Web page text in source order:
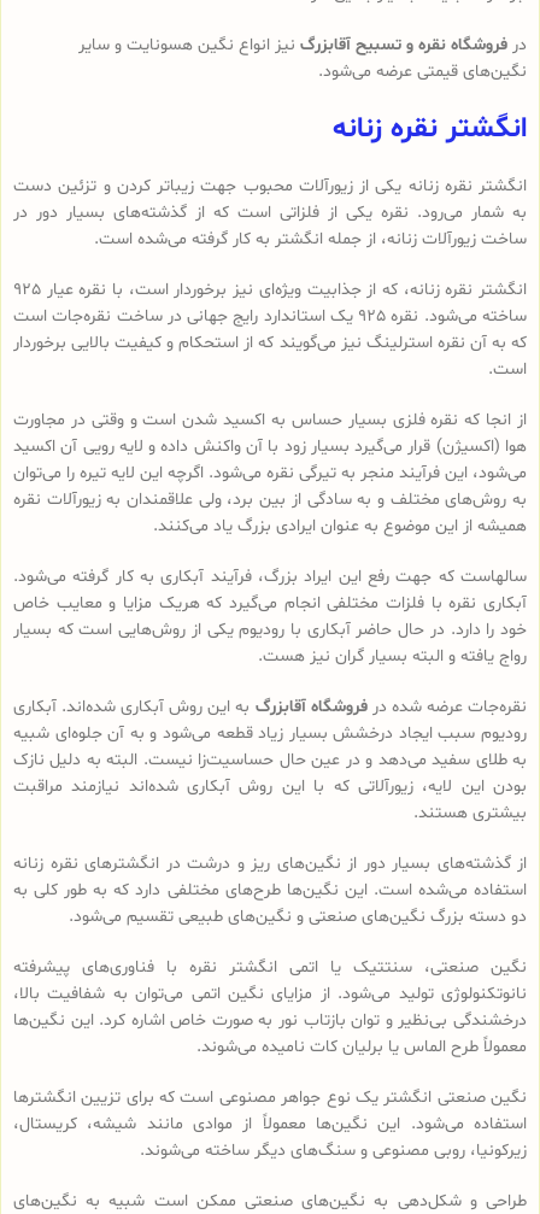
در فروشگاه نقره و تسبیح آقابزرگ نیز انواع نگین هسونایت و سایر
نگین‌های قیمتی عرضه می‌شود.
انگشتر نقره زنانه
انگشتر نقره زنانه یکی از زیورآلات محبوب جهت زیباتر کردن و تزئین دست
به شمار می‌رود. نقره یکی از فلزاتی است که از گذشته‌های بسیار دور در
ساخت زیورآلات زنانه، از جمله انگشتر به کار گرفته می‌شده است.
انگشتر نقره زنانه، که از جذابیت ویژه‌ای نیز برخوردار است، با نقره عیار 925
ساخته می‌شود. نقره 925 یک استاندارد رایج جهانی در ساخت نقره‌جات است
که به آن نقره استرلینگ نیز می‌گویند که از استحکام و کیفیت بالایی برخوردار
است.
از انجا که نقره فلزی بسیار حساس به اکسید شدن است و وقتی در مجاورت
هوا (اکسیژن) قرار می‌گیرد بسیار زود با آن واکنش داده و لایه رویی آن اکسید
می‌شود، این فرآیند منجر به تیرگی نقره می‌شود. اگرچه این لایه تیره را می‌توان
به روش‌های مختلف و به سادگی از بین برد، ولی علاقمندان به زیورآلات نقره
همیشه از این موضوع به عنوان ایرادی بزرگ یاد می‌کنند.
سالهاست که جهت رفع این ایراد بزرگ، فرآیند آبکاری به کار گرفته می‌شود.
آبکاری نقره با فلزات مختلفی انجام می‌گیرد که هریک مزایا و معایب خاص
خود را دارد. در حال حاضر آبکاری با رودیوم یکی از روش‌هایی است که بسیار
رواج یافته و البته بسیار گران نیز هست.
نقره‌جات عرضه شده درفروشگاه آقابزرگ به این روش آبکاری شده‌اند. آبکاری
رودیوم سبب ایجاد درخشش بسیار زیاد قطعه می‌شود و به آن جلوه‌ای شبیه
به طلای سفید می‌دهد و در عین حال حساسیت‌زا نیست. البته به دلیل نازک
بودن این لایه، زیورآلاتی که با این روش آبکاری شده‌اند نیازمند مراقبت
بیشتری هستند.
از گذشته‌های بسیار دور از نگین‌های ریز و درشت در انگشترهای نقره زنانه
استفاده می‌شده است. این نگین‌ها طرح‌های مختلفی دارد که به طور کلی به
دو دسته بزرگ نگین‌های صنعتی و نگین‌های طبیعی تقسیم می‌شود.
نگین صنعتی، سنتتیک یا اتمی انگشتر نقره با فناوری‌های پیشرفته
نانوتکنولوژی تولید می‌شود. از مزایای نگین اتمی می‌توان به شفافیت بالا،
درخشندگی بی‌نظیر و توان بازتاب نور به صورت خاص اشاره کرد. این نگین‌ها
معمولاً طرح الماس یا برلیان کات نامیده می‌شوند.
نگین صنعتی انگشتر یک نوع جواهر مصنوعی است که برای تزیین انگشترها
استفاده می‌شود. این نگین‌ها معمولاً از موادی مانند شیشه، کریستال،
زیرکونیا، روبی مصنوعی و سنگ‌های دیگر ساخته می‌شوند.
طراحی و شکل‌دهی به نگین‌های صنعتی ممکن است شبیه به نگین‌های